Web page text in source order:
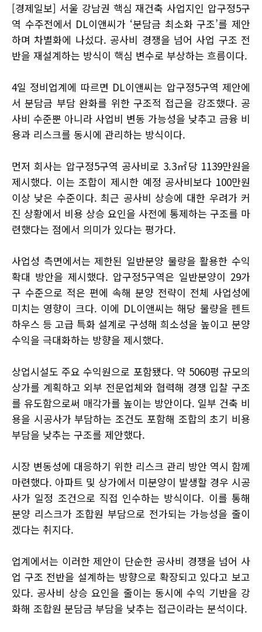
[경제일보] 서울 강남권 핵심 재건축 사업지인 압구정5구
역 수주전에서 DL이앤씨가 ‘분담금 최소화 구조’를 제안
하며 차별화에 나섰다. 공사비 경쟁을 넘어 사업 구조 전
반을 재설계하는 방식이 핵심 변수로 부상하는 흐름이다.
4일 정비업계에 따르면 DL이앤씨는 압구정5구역 제안에
서 분담금 부담 완화를 위한 구조적 접근을 강조했다. 공
사비 수준뿐 아니라 사업비 변동 가능성을 낮추고 금융 비
용과 리스크를 동시에 관리하는 방식이다.
먼저 회사는 압구정5구역 공사비로 3.3㎡당 1139만원을
제시했다. 이는 조합이 제시한 예정 공사비보다 100만원
이상 낮은 수준이다. 최근 공사비 상승에 대한 우려가 커
진 상황에서 비용 상승 요인을 사전에 통제하는 구조를 마
련했다는 점에서 의미가 있다는 평가다.
사업성 측면에서는 제한된 일반분양 물량을 활용한 수익
확대 방안을 제시했다. 압구정5구역은 일반분양이 29가
구 수준으로 적은 편에 속해 분양 전략이 전체 사업성에
미치는 영향이 크다. 이에 DL이앤씨는 해당 물량을 펜트
하우스 등 고급 특화 설계로 구성해 희소성을 높이고 분양
수익을 극대화하는 방향을 제시했다.
상업시설도 주요 수익원으로 포함됐다. 약 5060평 규모의
상가를 계획하고 외부 전문업체와 협력해 경쟁 입찰 구조
를 유도함으로써 매각가를 높이는 방안이다. 일부 건축 비
용을 시공사가 부담하는 조건도 포함해 조합의 초기 비용
부담을 낮추는 구조를 제안했다.
시장 변동성에 대응하기 위한 리스크 관리 방안 역시 함께
마련했다. 아파트 및 상가에서 미분양이 발생할 경우 시공
사가 일정 조건으로 직접 인수하는 방식이다. 이를 통해
분양 리스크가 조합원 부담으로 전가되는 가능성을 줄이
겠다는 취지다.
업계에서는 이러한 제안이 단순한 공사비 경쟁을 넘어 사
업 구조 전반을 설계하는 방향으로 확장되고 있다고 보고
있다. 공사비 상승 요인을 줄이는 동시에 수익 기반을 강
화해 조합원 분담금 부담을 낮추는 접근이라는 분석이다.